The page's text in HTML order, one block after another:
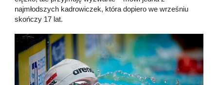
najmłodszych kadrowiczek, która dopiero we wrześniu
skończy 17 lat.